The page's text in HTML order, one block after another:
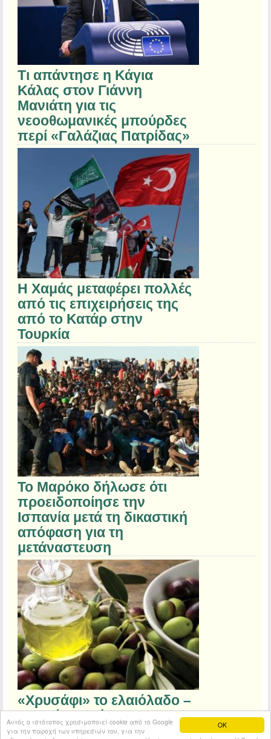
OK
Αυτός ο ιστότοπος χρησιμοποιεί cookie από το Google
για την παροχή των υπηρεσιών του, για την
Τι απάντησε η Κάγια
Κάλας στον Γιάννη
Μανιάτη για τις
νεοοθωμανικές μπούρδες
περί «Γαλάζιας Πατρίδας»
Η Χαμάς μεταφέρει πολλές
από τις επιχειρήσεις της
από το Κατάρ στην
Τουρκία
Το Μαρόκο δήλωσε ότι
προειδοποίησε την
Ισπανία μετά τη δικαστική
απόφαση για τη
μετάναστευση
«Χρυσάφι» το ελαιόλαδο –
Οι τιμές στα ύψη